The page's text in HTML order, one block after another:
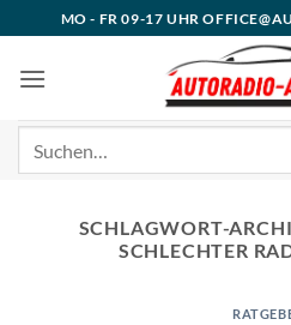
Inhalt
springen
MO - FR 09-17 UHR
SCHLAGWORT-
SCHLECHTER